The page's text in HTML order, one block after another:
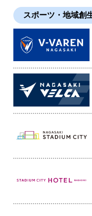
スポーツ・地域創